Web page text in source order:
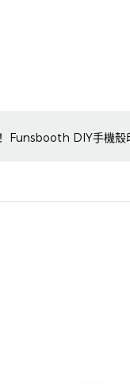
Funsbooth DIY手機殼